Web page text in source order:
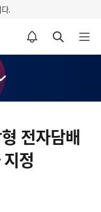
.
알림설정 바로가기 검색 바로가기 메뉴 열기
전자담배
정